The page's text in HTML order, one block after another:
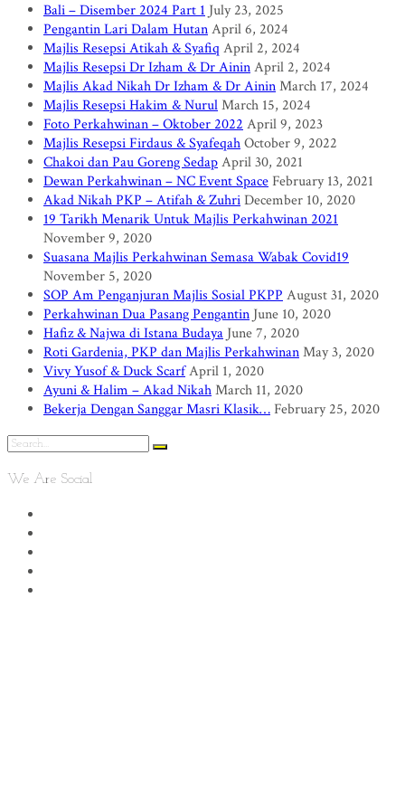
Bali – Disember 2024 Part 1 July 23, 2025
Pengantin Lari Dalam HutanApril 6, 2024
Majlis Resepsi Atikah & Syafiq April 2, 2024
Majlis Resepsi Dr Izham & Dr AininApril 2, 2024
Majlis Akad Nikah Dr Izham & Dr AininMarch 17, 2024
Majlis Resepsi Hakim & NurulMarch 15, 2024
Foto Perkahwinan – Oktober 2022April 9, 2023
Majlis Resepsi Firdaus & SyafeqahOctober 9, 2022
Chakoi dan Pau Goreng SedapApril 30, 2021
Dewan Perkahwinan – NC Event Space February 13, 2021
Akad Nikah PKP – Atifah & ZuhriDecember 10, 2020
19 Tarikh Menarik Untuk Majlis Perkahwinan 2021
November 9, 2020
Suasana Majlis Perkahwinan Semasa Wabak Covid19
November 5, 2020
SOP Am Penganjuran Majlis Sosial PKPPAugust 31, 2020
Perkahwinan Dua Pasang Pengantin June 10, 2020
Hafiz & Najwa di Istana Budaya June 7, 2020
Roti Gardenia, PKP dan Majlis PerkahwinanMay 3, 2020
Vivy Yusof & Duck ScarfApril 1, 2020
Ayuni & Halim – Akad NikahMarch 11, 2020
Bekerja Dengan Sanggar Masri Klasik… February 25, 2020
We Are Social